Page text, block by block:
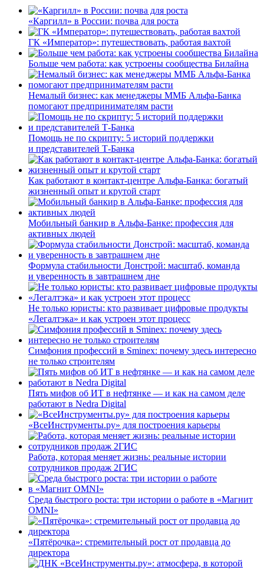
«Каргилл» в России: почва для роста
ГК «Император»: путешествовать, работая вахтой
Больше чем работа: как устроены сообщества Билайна
Немалый бизнес: как менеджеры ММБ Альфа-Банка
помогают предпринимателям расти
Помощь не по скрипту: 5 историй поддержки
и представителей Т-Банка
Как работают в контакт-центре Альфа-Банка: богатый
жизненный опыт и крутой старт
Мобильный банкир в Альфа-Банке: профессия для
активных людей
Формула стабильности Донстрой: масштаб, команда
и уверенность в завтрашнем дне
Не только юристы: кто развивает цифровые продукты
«Легалтэка» и как устроен этот процесс
Симфония профессий в Sminex: почему здесь интересно
не только строителям
Пять мифов об ИТ в нефтянке — и как на самом деле
работают в Nedra Digital
«ВсеИнструменты.ру» для построения карьеры
Работа, которая меняет жизнь: реальные истории
сотрудников продаж 2ГИС
Среда быстрого роста: три истории о работе в «Магнит
OMNI»
«Пятёрочка»: стремительный рост от продавца до
директора